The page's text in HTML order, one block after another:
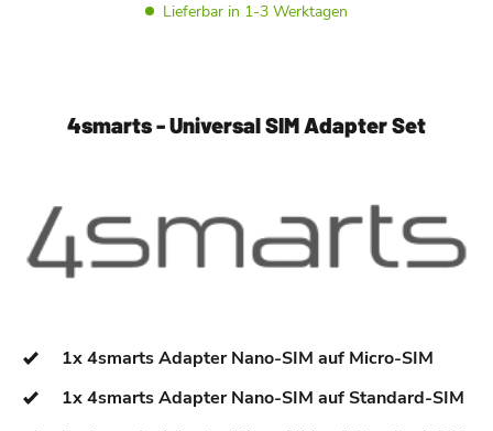
Lieferbar in 1-3 Werktagen
4smarts - Universal SIM Adapter Set
1x 4smarts Adapter Nano-SIM auf Micro-SIM
1x 4smarts Adapter Nano-SIM auf Standard-SIM